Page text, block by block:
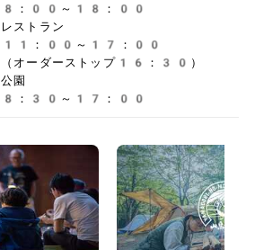
8：00～18：00
レストラン
11：00～17：00
（オーダーストップ16：30）
公園
8：30～17：00